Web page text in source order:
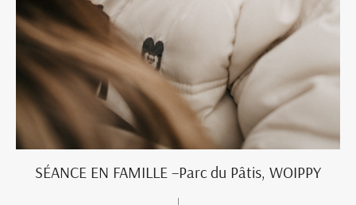
SÉANCE EN FAMILLE –Parc du Pâtis, WOIPPY